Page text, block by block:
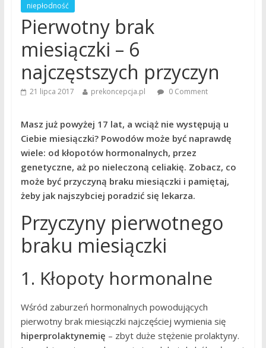
niepłodność
Pierwotny brak
miesiączki – 6
najczęstszych przyczyn
21 lipca 2017 prekoncepcja.pl 0 Comment
Masz już powyżej 17 lat, a wciąż nie występują u
Ciebie miesiączki? Powodów może być naprawdę
wiele: od kłopotów hormonalnych, przez
genetyczne, aż po nieleczoną celiakię. Zobacz, co
może być przyczyną braku miesiączki i pamiętaj,
żeby jak najszybciej poradzić się lekarza.
Przyczyny pierwotnego
braku miesiączki
1. Kłopoty hormonalne
Wśród zaburzeń hormonalnych powodujących
pierwotny brak miesiączki najczęściej wymienia się
hiperprolaktynemię – zbyt duże stężenie prolaktyny.